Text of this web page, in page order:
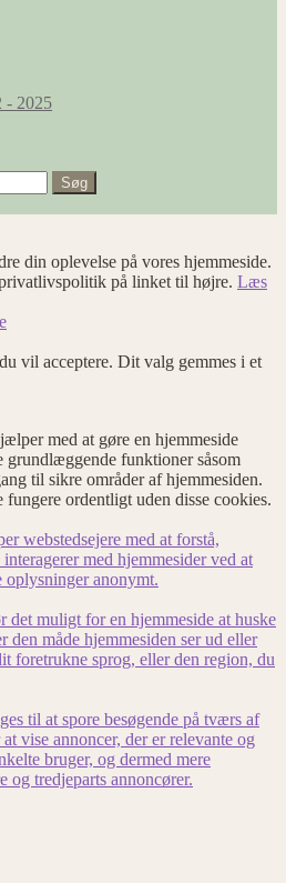
- 2025
Søg
din oplevelse på vores hjemmeside.
på linket til højre. Læs
vil acceptere. Dit valg gemmes i et
med at gøre en hjemmeside
grundlæggende funktioner såsom
til sikre områder af hjemmesiden.
ordentligt uden disse cookies.
webstedsejere med at forstå,
med hjemmesider ved at
oplysninger anonymt.
det muligt for en hjemmeside at huske
den måde hjemmesiden ser ud eller
foretrukne sprog, eller den region, du
til at spore besøgende på tværs af
vise annoncer, der er relevante og
bruger, og dermed mere
tredjeparts annoncører.